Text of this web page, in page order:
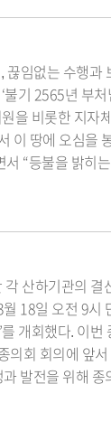
임없는 수행과
기 2565년 부
을 비롯한 지자
이 땅에 오심을
“등불을 밝히
산하기관의 결
18일 오전 9시
개회했다. 이번
회 회의에 앞서
발전을 위해 종